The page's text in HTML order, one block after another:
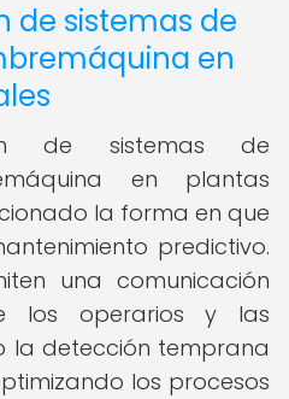
de sistemas de
en
de sistemas de
en plantas
la forma en que
predictivo.
una comunicación
los operarios y las
la detección temprana
los procesos